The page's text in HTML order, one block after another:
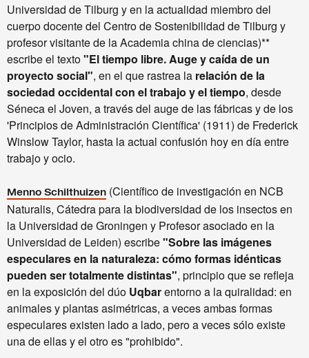
Universidad de Tilburg y en la actualidad miembro del
cuerpo docente del Centro de Sostenibilidad de Tilburg y
profesor visitante de la Academia china de ciencias)**
escribe el texto"El tiempo libre. Auge y caída de un
proyecto social", en el que rastrea la relación de la
sociedad occidental con el trabajo y el tiempo, desde
Séneca el Joven, a través del auge de las fábricas y de los
'Principios de Administración Científica' (1911) de Frederick
Winslow Taylor, hasta la actual confusión hoy en día entre
trabajo y ocio.
Menno Schilthuizen (Científico de investigación en NCB
Naturalis, Cátedra para la biodiversidad de los insectos en
la Universidad de Groningen y Profesor asociado en la
Universidad de Leiden) escribe"Sobre las imágenes
especulares en la naturaleza: cómo formas idénticas
pueden ser totalmente distintas", principio que se refleja
en la exposición del dúo Uqbarentorno a la quiralidad: en
animales y plantas asimétricas, a veces ambas formas
especulares existen lado a lado, pero a veces sólo existe
una de ellas y el otro es "prohibido".